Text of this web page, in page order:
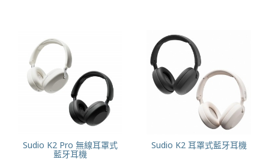
Sudio K2 Pro 無線耳罩式
藍牙耳機
Sudio K2 耳罩式藍牙耳機